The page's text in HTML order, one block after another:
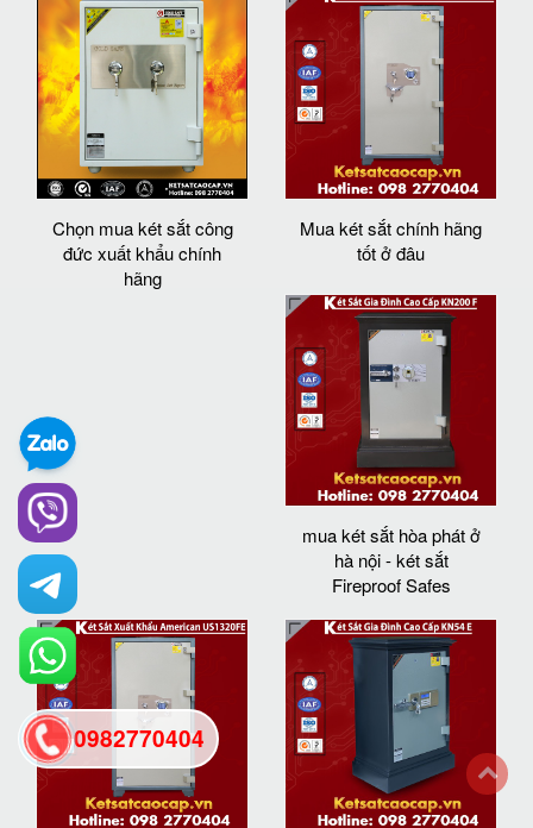
Chọn mua két sắt công
đức xuất khẩu chính
hãng
Mua két sắt chính hãng
tốt ở đâu
mua két sắt hòa phát ở
hà nội - két sắt
Fireproof Safes
0982770404
back